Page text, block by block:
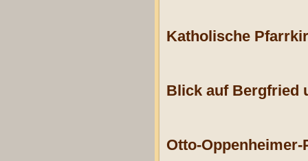
Katholische
Blick auf Bergfried
Otto-Oppenheimer-